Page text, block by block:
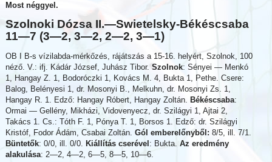
Most néggyel.
Szolnoki Dózsa II.—Swietelsky-Békéscsaba
11—7 (3—2, 3—2, 2—2, 3—1)
OB I B-s vízilabda-mérkőzés, rájátszás a 15-16. helyért, Szolnok, 100
néző. V.: ifj. Kádár József, Juhász Tibor. Szolnok: Sényei — Menkó
1, Hangay Z. 1, Bodoróczki 1, Kovács M. 4, Bukta 1, Pethe. Csere:
Balog, Belényesi 1, dr. Mosonyi B., Melkuhn, dr. Mosonyi Zs. 1,
Hangay R. 1. Edző: Hangay Róbert, Hangay Zoltán. Békéscsaba:
Ormai — Gellény, Mikházi, Vidovenyecz, dr. Szilágyi 1, Ajtai 2,
Takács 1. Cs.: Tóth F. 1, Pónya T. 1, Borsos 1. Edző: dr. Szilágyi
Kristóf, Fodor Ádám, Csabai Zoltán. Gól emberelőnyből: 8/5, ill. 7/1.
Büntetők: 0/0, ill. 0/0. Kiállítás cserével : Bukta. Az eredmény
alakulása: 2—2, 4—2, 6—5, 8—5, 10—6.